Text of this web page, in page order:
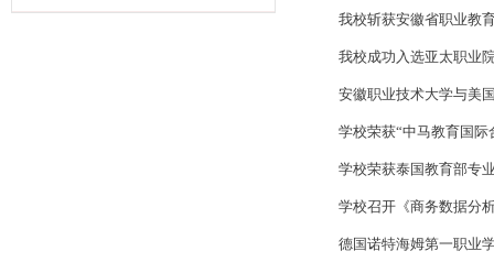
我校斩获安徽省职业教
我校成功入选亚太职业
安徽职业技术大学与美
学校荣获“中马教育国
学校荣获泰国教育部专
学校召开《商务数据分
德国诺特海姆第一职业